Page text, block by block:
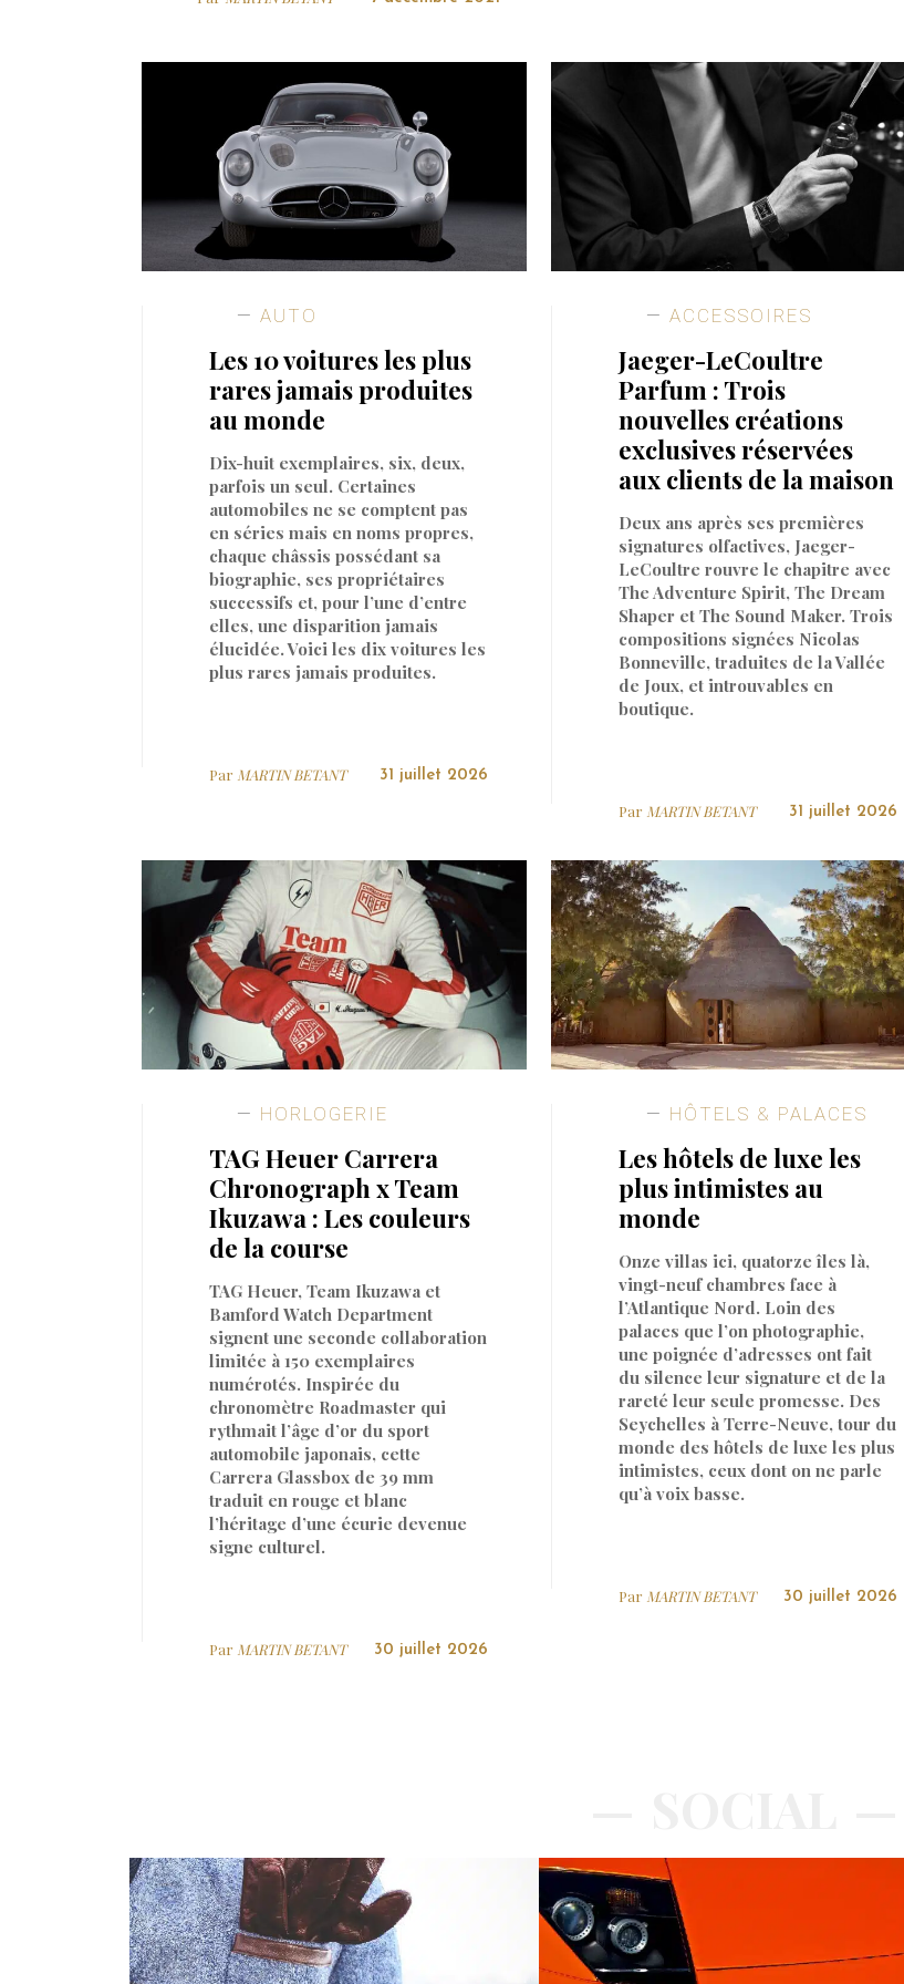
AUTO
Les 10 voitures les plus
rares jamais produites
au monde
Dix-huit exemplaires, six, deux,
parfois un seul. Certaines
automobiles ne se comptent pas
en séries mais en noms propres,
chaque châssis possédant sa
biographie, ses propriétaires
successifs et, pour l’une d’entre
elles, une disparition jamais
élucidée. Voici les dix voitures les
plus rares jamais produites.
Par MARTIN BETANT 31 juillet 2026
ACCESSOIRES
Jaeger-LeCoultre
Parfum : Trois
nouvelles créations
exclusives réservées
aux clients de la maison
Deux ans après ses premières
signatures olfactives, Jaeger-
LeCoultre rouvre le chapitre avec
The Adventure Spirit, The Dream
Shaper et The Sound Maker. Trois
compositions signées Nicolas
Bonneville, traduites de la Vallée
de Joux, et introuvables en
boutique.
Par MARTIN BETANT 31 juillet 2026
HORLOGERIE
TAG Heuer Carrera
Chronograph x Team
Ikuzawa : Les couleurs
de la course
TAG Heuer, Team Ikuzawa et
Bamford Watch Department
signent une seconde collaboration
limitée à 150 exemplaires
numérotés. Inspirée du
chronomètre Roadmaster qui
rythmait l’âge d’or du sport
automobile japonais, cette
Carrera Glassbox de 39 mm
traduit en rouge et blanc
l’héritage d’une écurie devenue
signe culturel.
Par MARTIN BETANT 30 juillet 2026
HÔTELS & PALACES
Les hôtels de luxe les
plus intimistes au
monde
Onze villas ici, quatorze îles là,
vingt-neuf chambres face à
l’Atlantique Nord. Loin des
palaces que l’on photographie,
une poignée d’adresses ont fait
du silence leur signature et de la
rareté leur seule promesse. Des
Seychelles à Terre-Neuve, tour du
monde des hôtels de luxe les plus
intimistes, ceux dont on ne parle
qu’à voix basse.
Par MARTIN BETANT 30 juillet 2026